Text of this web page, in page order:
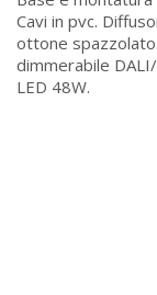
Cavi in pvc.
ottone
dimmerabile
LED 48W.